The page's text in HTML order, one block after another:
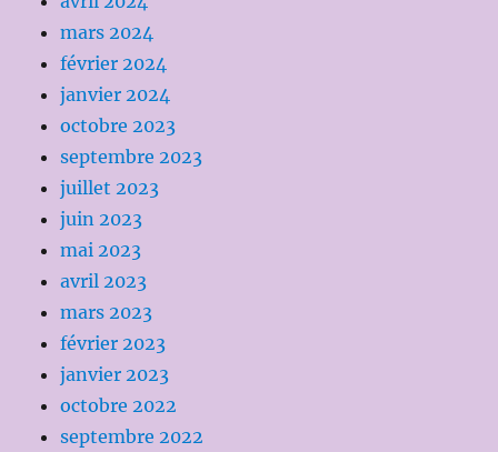
mars 2024
février 2024
janvier 2024
octobre 2023
septembre 2023
juillet 2023
juin 2023
mai 2023
avril 2023
mars 2023
février 2023
janvier 2023
octobre 2022
septembre 2022